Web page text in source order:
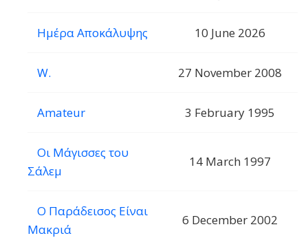
Ημέρα Αποκάλυψης 10 June 2026
W. 27 November 2008
Amateur 3 February 1995
Οι Μάγισσες του
Σάλεμ
14 March 1997
Ο Παράδεισος Είναι
Μακριά
6 December 2002